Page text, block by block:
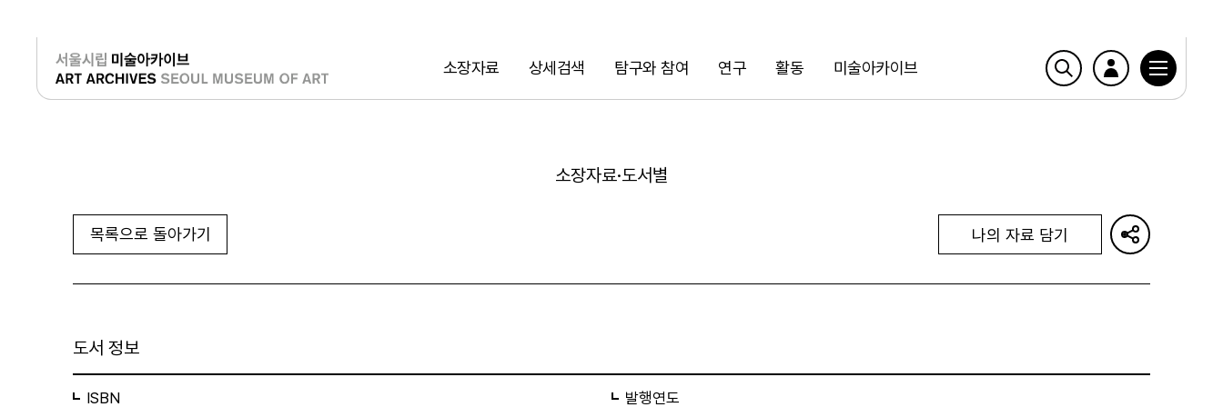
소장자료 상세검색 탐구와 참여 연구 활동 미술아카이브
검색
로그인
소장자료·도서별
목록으로 돌아가기 나의 자료 담기
도서 정보
ISBN 발행연도